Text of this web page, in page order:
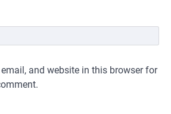
and website in this browser for